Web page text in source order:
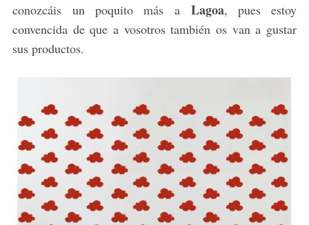
conozcáis un poquito más a Lagoa, pues estoy
convencida de que a vosotros también os van a gustar
sus productos.